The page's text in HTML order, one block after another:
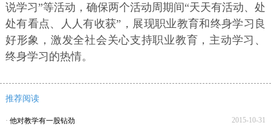
说学习”等活动，确保两个活动周期间“天天有活动、处
处有看点、人人有收获”，展现职业教育和终身学习良
好形象，激发全社会关心支持职业教育，主动学习、
终身学习的热情。
推荐阅读
2015-10-31
· 他对教学有一股钻劲